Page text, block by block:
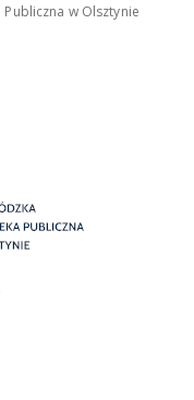
w Olsztynie